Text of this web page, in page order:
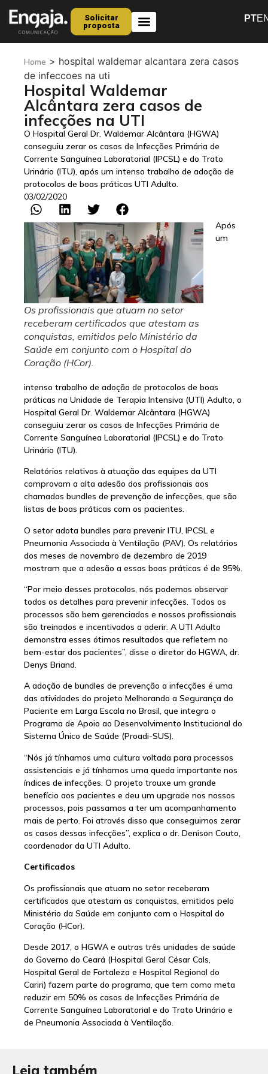
Solicitar
proposta
PT
Home > hospital waldemar alcantara zera casos
de infeccoes na uti
Hospital Waldemar
Alcântara zera casos de
infecções na UTI
O Hospital Geral Dr. Waldemar Alcântara (HGWA)
conseguiu zerar os casos de Infecções Primária de
Corrente Sanguínea Laboratorial (IPCSL) e do Trato
Urinário (ITU), após um intenso trabalho de adoção de
protocolos de boas práticas UTI Adulto.
03/02/2020
Os profissionais que atuam no setor
receberam certificados que atestam as
conquistas, emitidos pelo Ministério da
Saúde em conjunto com o Hospital do
Coração (HCor).
Após
um
intenso trabalho de adoção de protocolos de boas
práticas na Unidade de Terapia Intensiva (UTI) Adulto, o
Hospital Geral Dr. Waldemar Alcântara (HGWA)
conseguiu zerar os casos de Infecções Primária de
Corrente Sanguínea Laboratorial (IPCSL) e do Trato
Urinário (ITU).
Relatórios relativos à atuação das equipes da UTI
comprovam a alta adesão dos profissionais aos
chamados bundles de prevenção de infecções, que são
listas de boas práticas com os pacientes.
O setor adota bundles para prevenir ITU, IPCSL e
Pneumonia Associada à Ventilação (PAV). Os relatórios
dos meses de novembro de dezembro de 2019
mostram que a adesão a essas boas práticas é de 95%.
“Por meio desses protocolos, nós podemos observar
todos os detalhes para prevenir infecções. Todos os
processos são bem gerenciados e nossos profissionais
são treinados e incentivados a aderir. A UTI Adulto
demonstra esses ótimos resultados que refletem no
bem-estar dos pacientes”, disse o diretor do HGWA, dr.
Denys Briand.
A adoção de bundles de prevenção a infecções é uma
das atividades do projeto Melhorando a Segurança do
Paciente em Larga Escala no Brasil, que integra o
Programa de Apoio ao Desenvolvimento Institucional do
Sistema Único de Saúde (Proadi-SUS).
“Nós já tínhamos uma cultura voltada para processos
assistenciais e já tínhamos uma queda importante nos
índices de infecções. O projeto trouxe um grande
benefício aos pacientes e deu um upgrade nos nossos
processos, pois passamos a ter um acompanhamento
mais de perto. Foi através disso que conseguimos zerar
os casos dessas infecções”, explica o dr. Denison Couto,
coordenador da UTI Adulto.
Certificados
Os profissionais que atuam no setor receberam
certificados que atestam as conquistas, emitidos pelo
Ministério da Saúde em conjunto com o Hospital do
Coração (HCor).
Desde 2017, o HGWA e outras três unidades de saúde
do Governo do Ceará (Hospital Geral César Cals,
Hospital Geral de Fortaleza e Hospital Regional do
Cariri) fazem parte do programa, que tem como meta
reduzir em 50% os casos de Infecções Primária de
Corrente Sanguínea Laboratorial e do Trato Urinário e
de Pneumonia Associada à Ventilação.
Leia também